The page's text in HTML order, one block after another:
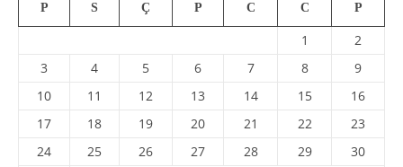
P S Ç P C C P
1
2
3
4 5 6 7 8
9
10
11 12 13 14 15
16
17
18 19 20 21 22
23
24
25 26 27 28 29
30